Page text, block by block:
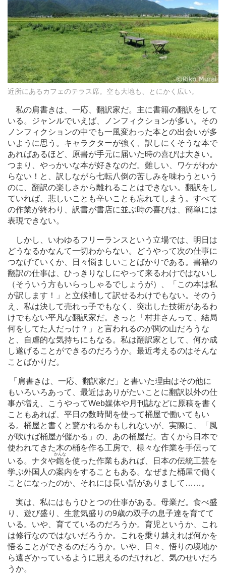
近所にあるカフェのテラス席。空も大地も、とにかく広い。
私の肩書きは、一応、翻訳家だ。主に書籍の翻訳をして
いる。ジャンルでいえば、ノンフィクションが多い。その
ノンフィクションの中でも一風変わった本との出会いが多
いように思う。キャラクターが強く、訳しにくそうな本で
あればあるほど、原書が手元に届いた時の喜びは大きい。
つまり、やっかいな本が好きなのだ。難しい、ワケがわか
らない！と、訳しながら七転八倒の苦しみを味わうという
のに、翻訳の楽しさから離れることはできない。翻訳をし
ていれば、悲しいことも辛いことも忘れてしまう。すべて
の作業が終わり、訳書が書店に並ぶ時の喜びは、簡単には
表現できない。
しかし、いわゆるフリーランスという立場では、明日は
どうなるかなんて一切わからない。どうやって次の仕事に
つなげていくか、日々悩ましいことばかりである。書籍の
翻訳の仕事は、ひっきりなしにやって来るわけではないし
（そういう方もいらっしゃるでしょうが）、「この本は私
が訳します！」と立候補して訳せるわけでもない。そのう
え、私は決して売れっ子でもなく、突出した技術があるわ
けでもない平凡な翻訳家だ。きっと「村井さんって、結局
何をしてた人だっけ？」と言われるのが関の山だろうな
と、自虐的な気持ちにもなる。私は翻訳家として、何か成
し遂げることができるのだろうか。最近考えるのはそんな
ことばかりだ。
「肩書きは、一応、翻訳家だ」と書いた理由はその他に
もいろいろあって、最近はありがたいことに翻訳以外の仕
事が増え、こうやってWeb媒体や月刊誌などに原稿を書く
こともあれば、平日の数時間を使って桶屋で働いてもい
る。桶屋と書くと驚かれるかもしれないが、実際に、「風
が吹けば桶屋が儲かる」の、あの桶屋だ。古くから日本で
使われてきた木の桶を作る工房で、様々な作業を手伝って
いる。ナタや鉋
かんな
を使った作業もあれば、日本の伝統工芸を
学ぶ外国人の案内をすることもある。なぜまた桶屋で働く
ことになったのか、それには長い話がありまして … …。
実は、私にはもうひとつの仕事がある。母業だ。食べ盛
り、遊び盛り、生意気盛りの9歳の双子の息子達を育てて
いる。いや、育てているのだろうか。育児というか、これ
は修行なのではないだろうか。これを乗り越えれば何かを
悟ることができるのだろうか。いや、日々、悟りの境地か
ら遠ざかっているように思えるのだけれど、気のせいだろ
うか。